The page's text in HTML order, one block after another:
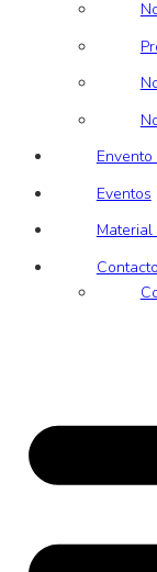
Eventos
Material
Contacto